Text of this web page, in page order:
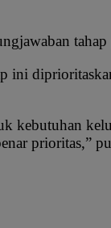
kebutuhan
prioritas,”